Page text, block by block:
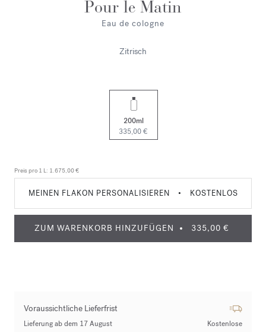
Pour le Matin
Eau de cologne
Zitrisch
200ml
335,00 €
Preis pro 1 L: 1.675,00 €
MEINEN FLAKON PERSONALISIEREN • KOSTENLOS
ZUM WARENKORB HINZUFÜGEN 335,00 €
Voraussichtliche Lieferfrist
Lieferung ab dem 17 August Kostenlose